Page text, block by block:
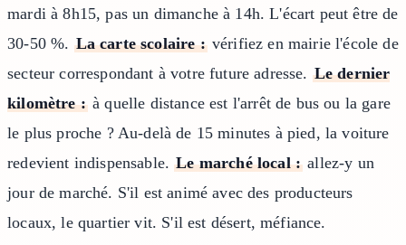
mardi à 8h15, pas un dimanche à 14h. L'écart peut être de
30-50 %. La carte scolaire :vérifiez en mairie l'école de
secteur correspondant à votre future adresse. Le dernier
kilomètre :à quelle distance est l'arrêt de bus ou la gare
le plus proche ? Au-delà de 15 minutes à pied, la voiture
redevient indispensable.Le marché local : allez-y un
jour de marché. S'il est animé avec des producteurs
locaux, le quartier vit. S'il est désert, méfiance.